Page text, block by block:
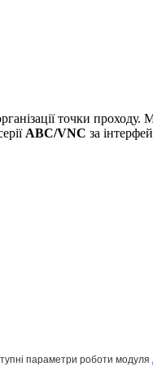
точки
ABC/VNC за
параметри роботи модуля